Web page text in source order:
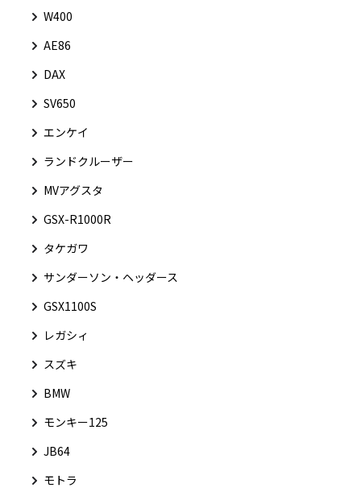
W400
AE86
DAX
SV650
エンケイ
ランドクルーザー
MVアグスタ
GSX-R1000R
タケガワ
サンダーソン・ヘッダース
GSX1100S
レガシィ
スズキ
BMW
モンキー125
JB64
モトラ